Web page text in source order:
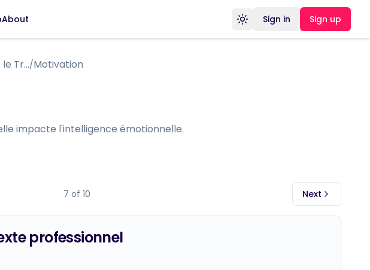
About Toggle theme
Sign in Sign up
Intelligence Émotionnelle: Basé sur le Travail de Daniel Goleman/Motivation
impacte l'intelligence émotionnelle.
7 of 10 Next
professionnel